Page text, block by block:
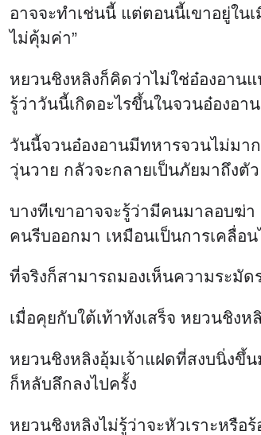
อาจจะทำเช่นนี้ แต่ตอนนี้เขาอยู่ใน
ไม่คุ้มค่า”
หยวนชิงหลิงก็คิดว่าไม่ใช่อ๋องอาน
รู้ว่าวันนี้เกิดอะไรขึ้นในจวนอ๋องอาน
วันนี้จวนอ๋องอานมีทหารจวนไม่มา
วุ่นวาย กลัวจะกลายเป็นภัยมาถึงตั
บางทีเขาอาจจะรู้ว่ามีคนมาลอบฆ่
คนรีบออกมา เหมือนเป็นการเคลื่อ
ที่จริงก็สามารถมองเห็นความระมัด
เมื่อคุยกับใต้เท้าทังเสร็จ หยวนชิงห